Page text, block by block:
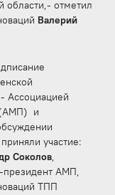
области,- отметил
Валерий
Ассоциацией
(АМП) и
участие:
Соколов,
президент АМП,
ТПП